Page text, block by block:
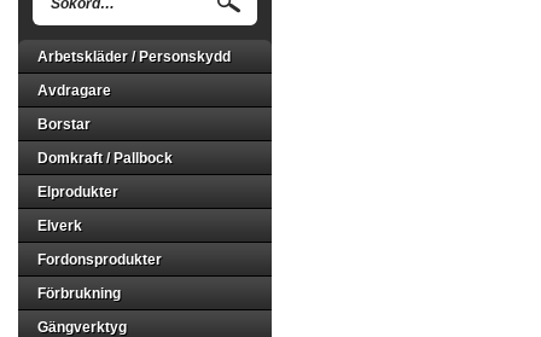
Arbetskläder / Personskydd
Avdragare
Borstar
Domkraft / Pallbock
Elprodukter
Elverk
Fordonsprodukter
Förbrukning
Gängverktyg